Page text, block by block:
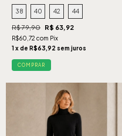
38 40 42 44
R$ 79,90 R$ 63,92
R$60,72 com Pix
1 x de R$63,92 sem juros
COMPRAR